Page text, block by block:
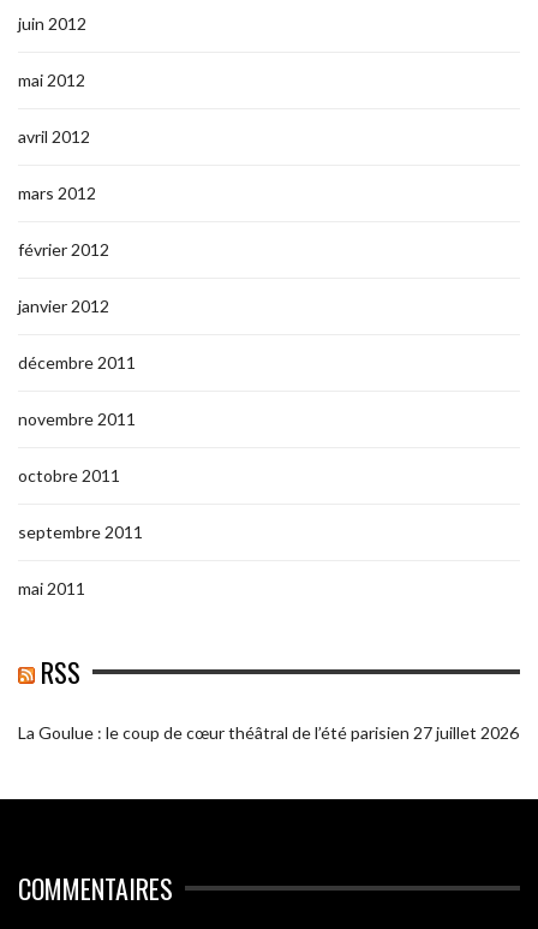
juin 2012
mai 2012
avril 2012
mars 2012
février 2012
janvier 2012
décembre 2011
novembre 2011
octobre 2011
septembre 2011
mai 2011
RSS
La Goulue : le coup de cœur théâtral de l’été parisien 27 juillet 2026
COMMENTAIRES